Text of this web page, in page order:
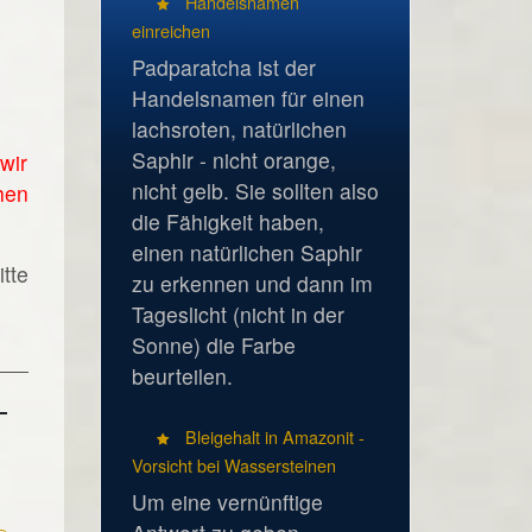
einreichen
Padparatcha ist der
Handelsnamen für einen
lachsroten, natürlichen
Saphir - nicht orange,
nicht gelb. Sie sollten also
die Fähigkeit haben,
einen natürlichen Saphir
zu erkennen und dann im
Tageslicht (nicht in der
Sonne) die Farbe
beurteilen.
Bleigehalt in Amazonit -
Vorsicht bei Wassersteinen
Um eine vernünftige